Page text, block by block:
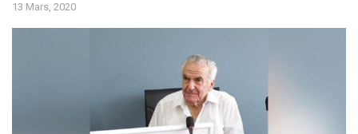
13 Mars, 2020